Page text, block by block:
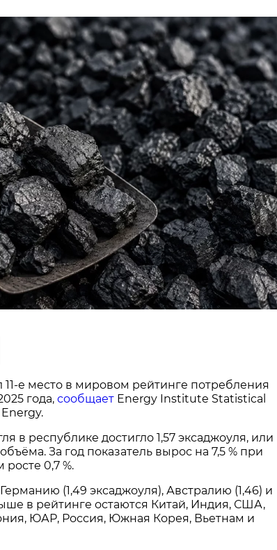
11-е место в мировом рейтинге потребления
года, сообщает Energy Institute Statistical
в республике достигло 1,57 эксаджоуля, или
За год показатель вырос на 7,5 % при
0,7 %.
(1,49 эксаджоуля), Австралию (1,46) и
в рейтинге остаются Китай, Индия, США,
ЮАР, Россия, Южная Корея, Вьетнам и